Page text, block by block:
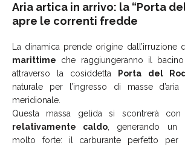
Aria artica in arrivo: la “Porta
apre le correnti fredde
La dinamica prende origine dall’irruzione
marittime che raggiungeranno il
attraverso la cosiddetta
Porta del
naturale per l’ingresso di masse
meridionale.
Questa massa gelida si scontrerà
relativamente caldo, generando un
molto forte: il carburante perfetto per